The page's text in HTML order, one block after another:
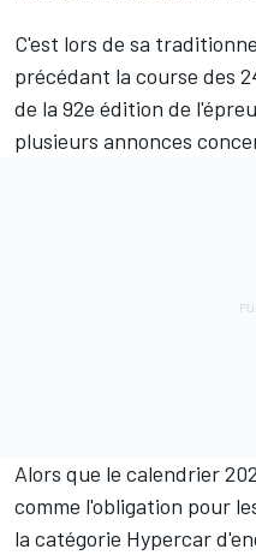
C'est lors de sa
précédant la course des
de la 92e édition de
plusieurs annonces
Alors que le calendrier
comme l'obligation pour
la catégorie Hypercar